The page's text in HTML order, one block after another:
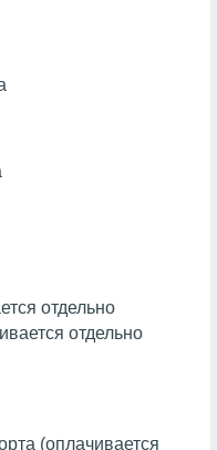
отдельно
отдельно
(оплачивается